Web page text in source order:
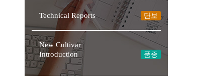
Technical Reports 단보
New Cultivar
Introduction
품종